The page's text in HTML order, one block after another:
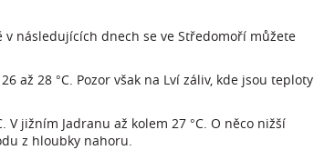
následujících dnech se ve Středomoří můžete
až 28 °C. Pozor však na Lví záliv, kde jsou teploty
V jižním Jadranu až kolem 27 °C. O něco nižší
z hloubky nahoru.